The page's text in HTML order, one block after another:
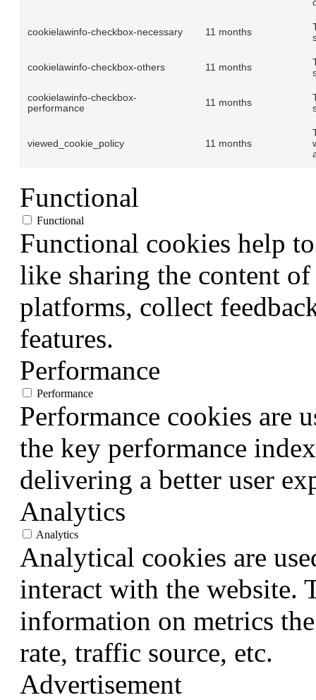
cookielawinfo-checkbox-necessary 11 months
cookielawinfo-checkbox-others 11 months
cookielawinfo-checkbox-
performance
11 months
viewed_cookie_policy 11 months
Functional
Functional
Functional cookies help
like sharing the content
platforms, collect
features.
Performance
Performance
Performance cookies are
the key performance
delivering a better user
Analytics
Analytics
Analytical cookies are
interact with the website.
information on metrics
rate, traffic source, etc.
Advertisement